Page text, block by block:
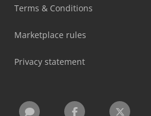
Terms & Conditions
Marketplace rules
Privacy statement